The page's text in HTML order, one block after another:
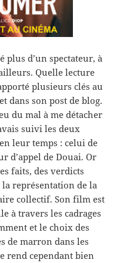
d’un spectateur, à
Quelle lecture
plusieurs clés au
dans son post de blog.
du mal à me détacher
suivi les deux
leur temps : celui de
d’appel de Douai. Or
faits, des verdicts
représentation de la
collectif. Son film est
à travers les cadrages
et le choix des
de marron dans les
rend cependant bien